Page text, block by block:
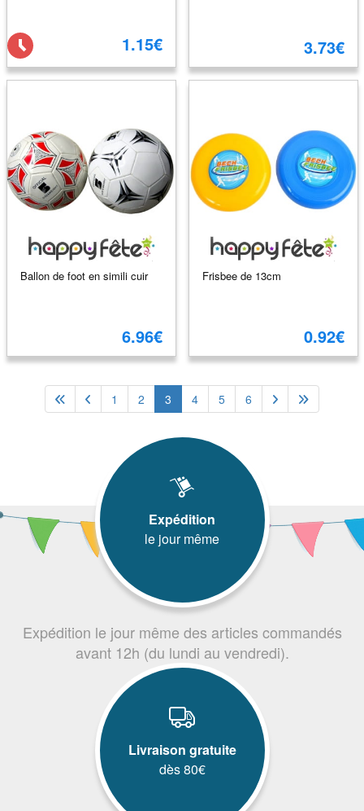
1.15€ 3.73€
Ballon de foot en simili cuir
6.96€
Frisbee de 13cm
0.92€
1 2 3 4 5 6
Expédition
le jour même
Expédition le jour même des articles commandés
avant 12h (du lundi au vendredi).
Livraison gratuite
dès 80€